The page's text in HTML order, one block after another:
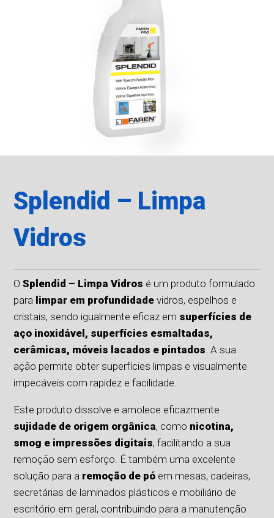
Splendid – Limpa
Vidros
OSplendid – Limpa Vidros é um produto formulado
para limpar em profundidade vidros, espelhos e
cristais, sendo igualmente eficaz em superfícies de
aço inoxidável, superfícies esmaltadas,
cerâmicas, móveis lacados e pintados . A sua
ação permite obter superfícies limpas e visualmente
impecáveis com rapidez e facilidade.
Este produto dissolve e amolece eficazmente
sujidade de origem orgânica, como nicotina,
smog e impressões digitais, facilitando a sua
remoção sem esforço. É também uma excelente
solução para a remoção de pó em mesas, cadeiras,
secretárias de laminados plásticos e mobiliário de
escritório em geral, contribuindo para a manutenção